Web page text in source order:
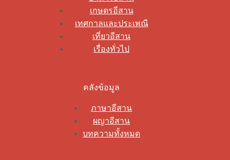
เกษตรอีสาน
เทศกาลและประเพณี
เที่ยวอีสาน
เรื่องทั่วไป
คลังข้อมูล
ภาษาอีสาน
ผญาอีสาน
บทความทั้งหมด